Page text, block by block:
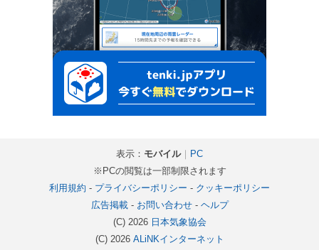
表示： モバイル｜ PC
※PCの閲覧は一部制限されます
利用規約 - プライバシーポリシー - クッキーポリシー
広告掲載- お問い合わせ- ヘルプ
(C) 2026 日本気象協会
(C) 2026 ALiNKインターネット